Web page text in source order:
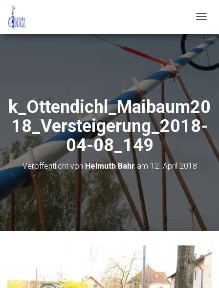
A
V
I
A
N
M
k_Ottendichl_Maibaum20
18_Versteigerung_2018-
04-08_149
Veröffentlicht von Helmuth Bahram 12. April 2018